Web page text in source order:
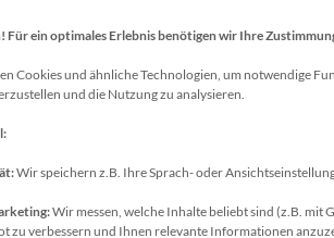
ein optimales Erlebnis benötigen wir Ihre
Cookies und ähnliche Technologien, um notwendige
und die Nutzung zu analysieren.
Wir speichern z.B. Ihre Sprach- oder
Wir messen, welche Inhalte beliebt sind (z.B. mit
zu verbessern und Ihnen relevante Informationen
erreichen unseren
unter:
für den Rhein-Sieg Kreis